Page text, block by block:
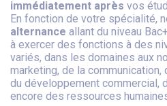
immédiatement après vos
En fonction de votre spécialité,
alternance allant du niveau
à exercer des fonctions à des
variés, dans les domaines aux
marketing, de la communication,
du développement commercial,
encore des ressources